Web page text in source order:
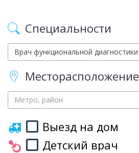
Специальности
Врач функциональной диагностики
Месторасположение
Метро, район
Выезд на дом
Детский врач